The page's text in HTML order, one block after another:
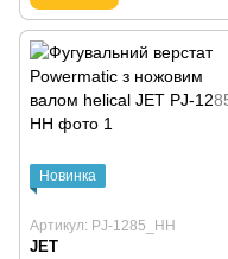
Новинка
Артикул: PJ-1285_HH
JET